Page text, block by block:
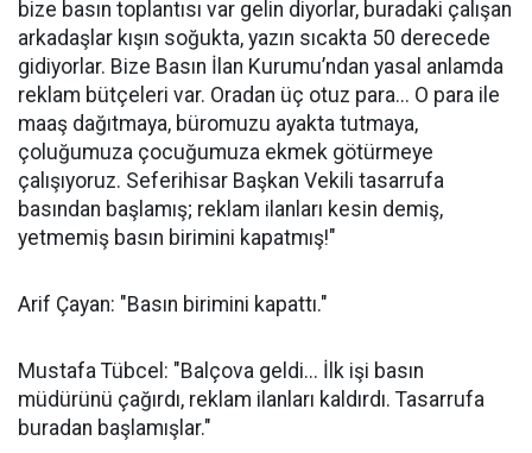
bize basın toplantısı var gelin diyorlar, buradaki çalışan
arkadaşlar kışın soğukta, yazın sıcakta 50 derecede
gidiyorlar. Bize Basın İlan Kurumu’ndan yasal anlamda
reklam bütçeleri var. Oradan üç otuz para... O para ile
maaş dağıtmaya, büromuzu ayakta tutmaya,
çoluğumuza çocuğumuza ekmek götürmeye
çalışıyoruz. Seferihisar Başkan Vekili tasarrufa
basından başlamış; reklam ilanları kesin demiş,
yetmemiş basın birimini kapatmış!"
Arif Çayan: "Basın birimini kapattı."
Mustafa Tübcel: "Balçova geldi... İlk işi basın
müdürünü çağırdı, reklam ilanları kaldırdı. Tasarrufa
buradan başlamışlar."